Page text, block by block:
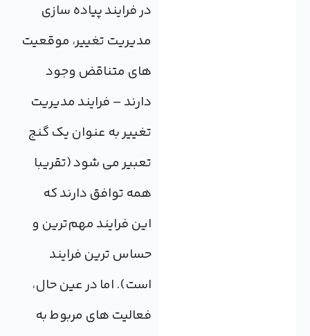
در فرایند پیاده سازی
مدیریت تغییر، موقعیت
های متناقض وجود
دارند – فرایند مدیریت
تغییر به عنوان یک گنج
تعبیر می شود (تقریبا
همه توافق دارند که
این فرایند مهم‌ترین و
حساس ترین فرایند
است). اما در عین حال،
فعالیت های مربوط به